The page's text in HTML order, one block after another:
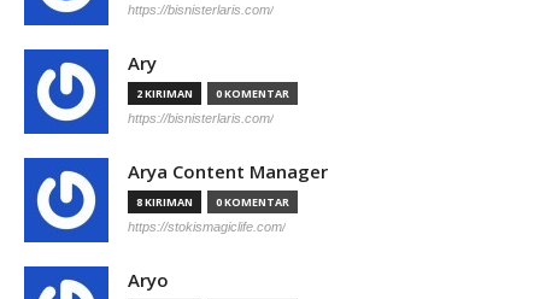
https://bisnisterlaris.com/
Ary
2 KIRIMAN 0 KOMENTAR
https://bisnisterlaris.com/
Arya Content Manager
8 KIRIMAN 0 KOMENTAR
https://stokismagiclife.com/
Aryo